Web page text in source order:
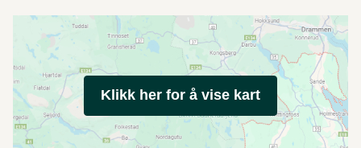
Klikk her for å vise kart